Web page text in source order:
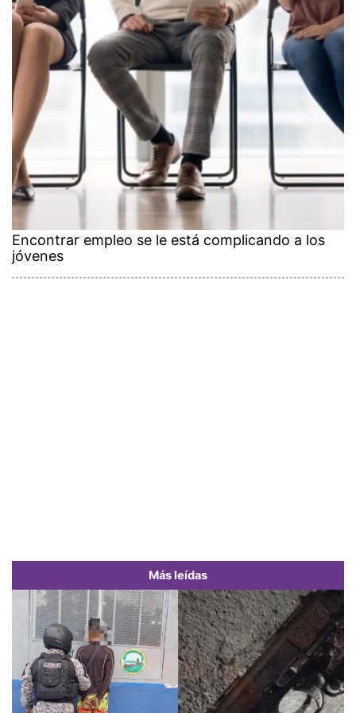
Encontrar empleo se le está complicando a los
jóvenes
Más leídas